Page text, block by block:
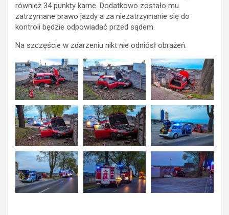
również 34 punkty karne. Dodatkowo zostało mu
zatrzymane prawo jazdy a za niezatrzymanie się do
kontroli będzie odpowiadać przed sądem.
Na szczęście w zdarzeniu nikt nie odniósł obrażeń.